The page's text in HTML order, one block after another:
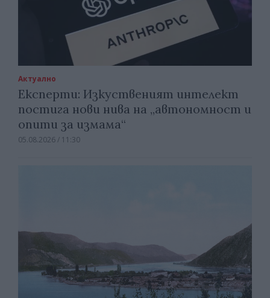
Актуално
Експерти: Изкуственият интелект
постига нови нива на „автономност и
опити за измама“
05.08.2026 / 11:30